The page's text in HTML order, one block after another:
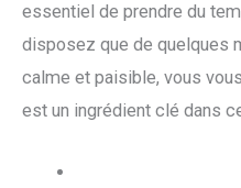
essentiel de prendre du
disposez que de quelques
calme et paisible, vous
est un ingrédient clé dans